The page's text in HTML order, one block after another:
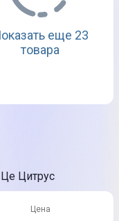
еще 23
товара
Цитрус
Цена